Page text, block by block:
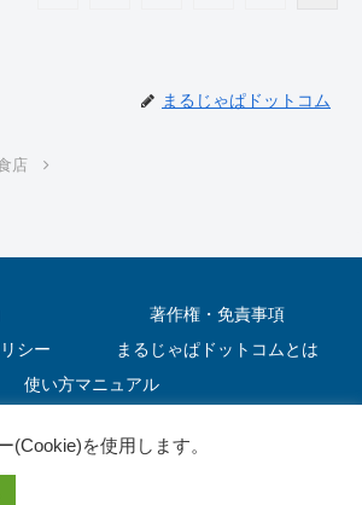
まるじゃぱドットコム
店
著作権・免責事項
シー
まるじゃぱドットコムとは
使い方マニュアル
(Cookie)を使用します。